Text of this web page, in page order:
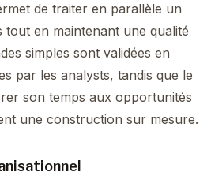
de traiter en parallèle un
tout en maintenant une qualité
simples sont validées en
par les analysts, tandis que le
son temps aux opportunités
une construction sur mesure.